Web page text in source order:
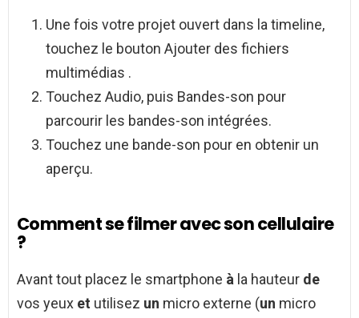
Une fois votre projet ouvert dans la timeline,
touchez le bouton Ajouter des fichiers
multimédias .
Touchez Audio, puis Bandes-son pour
parcourir les bandes-son intégrées.
Touchez une bande-son pour en obtenir un
aperçu.
Comment se filmer avec son cellulaire
?
Avant tout placez le smartphone à la hauteur de
vos yeux et utilisez un micro externe (un micro